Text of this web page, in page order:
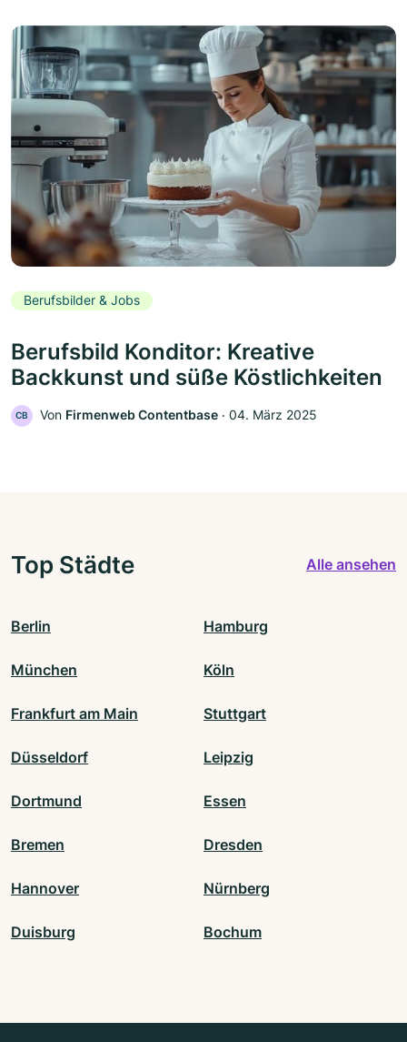
Berufsbilder & Jobs
Berufsbild Konditor: Kreative
Backkunst und süße Köstlichkeiten
CB Von Firmenweb Contentbase ‧ 04. März 2025
Top Städte Alle ansehen
Berlin Hamburg
München Köln
Frankfurt am Main Stuttgart
Düsseldorf Leipzig
Dortmund Essen
Bremen Dresden
Hannover Nürnberg
Duisburg Bochum